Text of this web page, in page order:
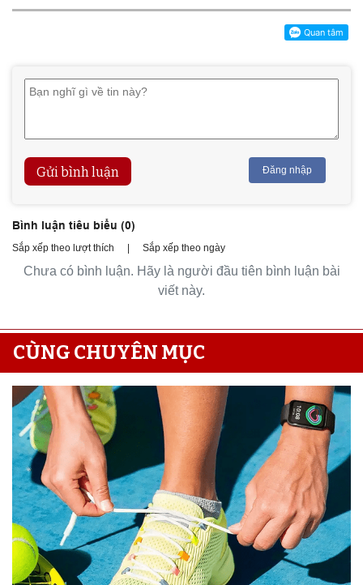
Gửi bình luận Đăng nhập
Bình luận tiêu biểu (0)
Sắp xếp theo lượt thích | Sắp xếp theo ngày
Chưa có bình luận. Hãy là người đầu tiên bình luận bài
viết này.
CÙNG CHUYÊN MỤC